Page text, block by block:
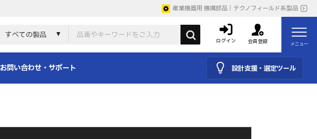
産業機器用 機構部品｜テクノフィールド系製品
すべての製品
ログイン 会員登録 メニュー
お問い合わせ・サポート 設計支援・選定ツール